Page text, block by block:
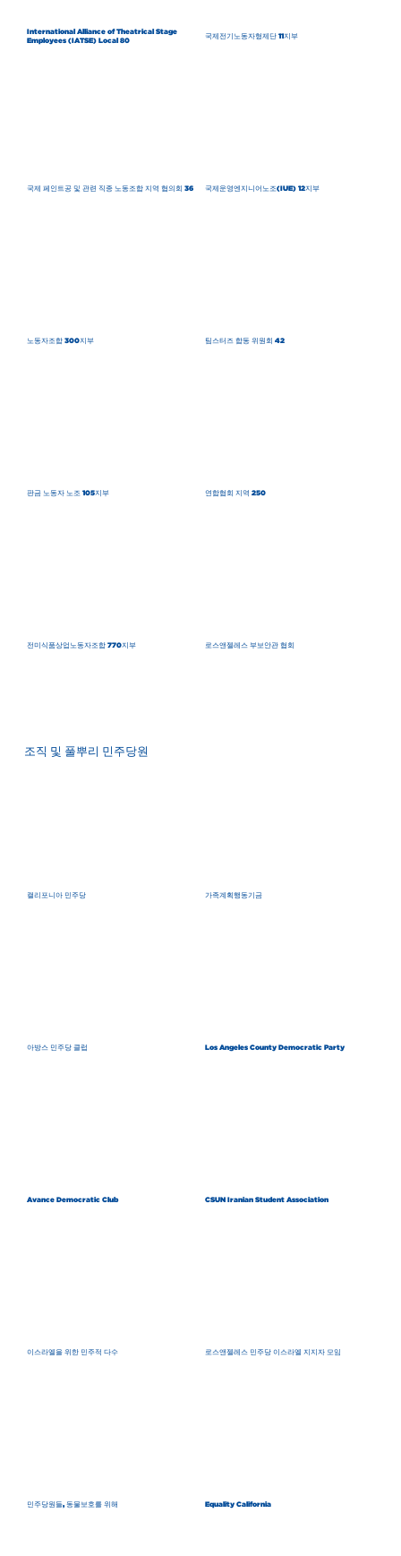
International Alliance of Theatrical Stage
Employees (IATSE) Local 80
국제전기노동자형제단 11지부
국제 페인트공 및 관련 직종 노동조합 지역 협의회 36 국제운영엔지니어노조(IUE) 12지부
노동자조합 300지부 팀스터즈 합동 위원회 42
판금 노동자 노조 105지부 연합협회 지역 250
전미식품상업노동자조합 770지부 로스앤젤레스 부보안관 협회
캘리포니아 민주당 가족계획행동기금
아방스 민주당 클럽 Los Angeles County Democratic Party
Avance Democratic Club CSUN Iranian Student Association
이스라엘을 위한 민주적 다수 로스앤젤레스 민주당 이스라엘 지지자 모임
민주당원들, 동물보호를 위해 Equality California
조직 및 풀뿌리 민주당원